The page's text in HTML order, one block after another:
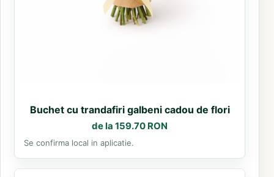
Buchet cu trandafiri galbeni cadou de flori
de la 159.70 RON
Se confirma local in aplicatie.